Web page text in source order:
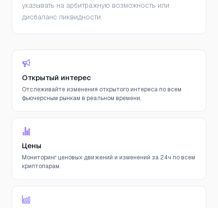
указывать на арбитражную возможность или
дисбаланс ликвидности.
Открытый интерес
Отслеживайте изменения открытого интереса по всем
фьючерсным рынкам в реальном времени.
Цены
Мониторинг ценовых движений и изменений за 24ч по всем
криптопарам.